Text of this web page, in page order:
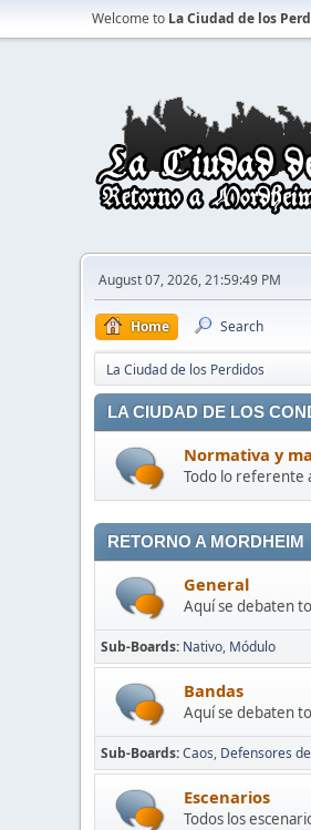
Welcome to La Ciudad de los
August 07, 2026, 21:59:49 PM
Home Search
La Ciudad de los Perdidos
LA CIUDAD DE LOS
Normativa y
Todo lo referente
RETORNO A MORDHEIM
General
Aquí se debaten
Sub-Boards Nativo Módulo
Bandas
Aquí se debaten
Sub-Boards Caos Defensores
Escenarios
Todos los